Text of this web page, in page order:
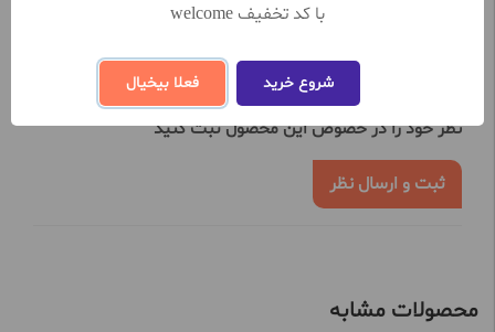
تعداد نظرات ثبت شده تا کنون 0
نظر خود را در خصوص این محصول ثبت کنید
ثبت و ارسال نظر
محصولات مشابه
با کد تخفیف welcome
شروع خرید فعلا بیخیال